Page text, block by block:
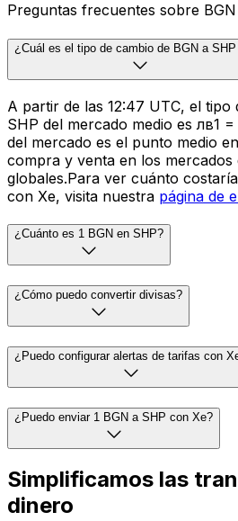
Preguntas frecuentes sobre
¿Cuál es el tipo de cambio de BGN a
A partir de las 12:47 UTC, el tipo
SHP del mercado medio es лв1
del mercado es el punto medio
compra y venta en los mercados
globales.Para ver cuánto
con Xe, visita nuestra página de
¿Cuánto es 1 BGN en SHP?
¿Cómo puedo convertir divisas?
¿Puedo configurar alertas de tarifas con
¿Puedo enviar 1 BGN a SHP con Xe?
Simplificamos las
dinero